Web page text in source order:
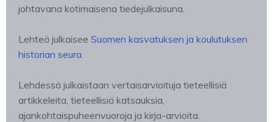
johtavana kotimaisena tiedejulkaisuna.
Lehteä julkaisee Suomen kasvatuksen ja koulutuksen
historian seura.
Lehdessä julkaistaan vertaisarvioituja tieteellisiä
artikkeleita, tieteellisiä katsauksia,
ajankohtaispuheenvuoroja ja kirja-arvioita.